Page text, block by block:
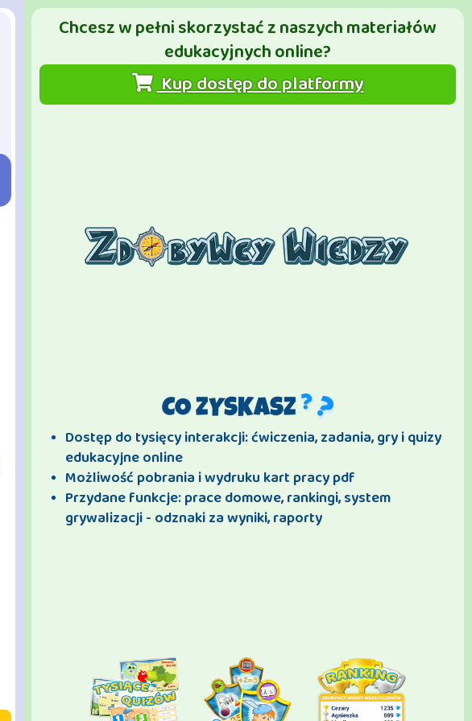
Chcesz w pełni skorzystać z naszych materiałów
edukacyjnych online?
Kup dostęp do platformy
CO ZYSKASZ
Dostęp do tysięcy interakcji: ćwiczenia, zadania, gry i quizy
edukacyjne online
Możliwość pobrania i wydruku kart pracy pdf
Przydane funkcje: prace domowe, rankingi, system
grywalizacji - odznaki za wyniki, raporty